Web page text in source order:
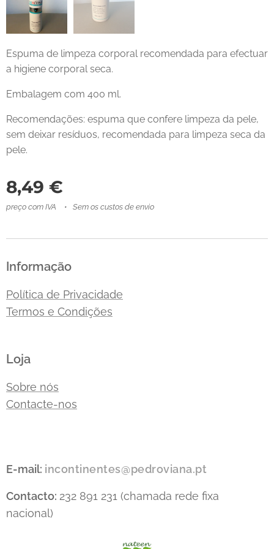
Espuma de limpeza corporal recomendada para efectuar
a higiene corporal seca.
Embalagem com 400 ml.
Recomendações: espuma que confere limpeza da pele,
sem deixar resíduos, recomendada para limpeza seca da
pele.
8,49 €
preço com IVA Sem os custos de envio
Informação
Política de Privacidade
Termos e Condições
Loja
Sobre nós
Contacte-nos
E-mail: incontinentes@pedroviana.pt
Contacto: 232 891 231 (chamada rede fixa
nacional)